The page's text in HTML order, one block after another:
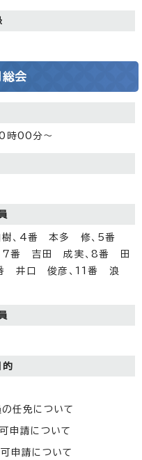
会
時00分～
、4番 本多 修、5番
7番 吉田 成実、8番 田
井口 俊彦、11番 浪
的
任免について
申請について
申請について